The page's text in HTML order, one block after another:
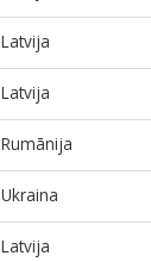
Latvija
Latvija
Rumānija
Ukraina
Latvija